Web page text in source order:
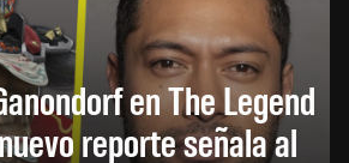
en The Legend
reporte señala al